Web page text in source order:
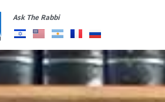
Ask The Rabbi
יצירתרשימת תפוצהתרומה